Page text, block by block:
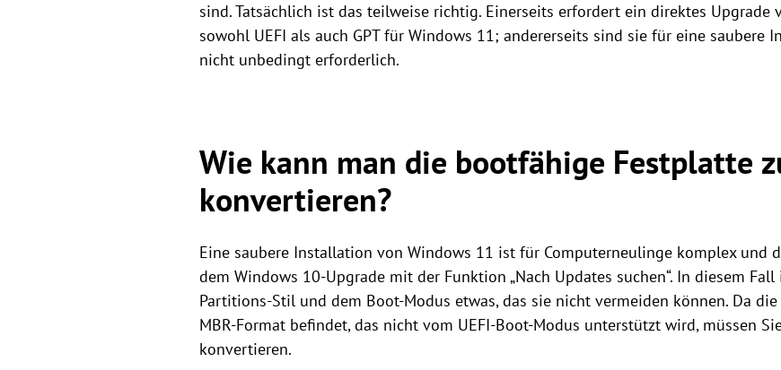
sind. Tatsächlich ist das teilweise richtig. Einerseits erfordert ein direktes Upgrade
sowohl UEFI als auch GPT für Windows 11; andererseits sind sie für eine saubere
nicht unbedingt erforderlich.
Wie kann man die bootfähige Festplatte
konvertieren?
Eine saubere Installation von Windows 11 ist für Computerneulinge komplex und
dem Windows 10-Upgrade mit der Funktion „Nach Updates suchen“. In diesem
Partitions-Stil und dem Boot-Modus etwas, das sie nicht vermeiden können. Da
MBR-Format befindet, das nicht vom UEFI-Boot-Modus unterstützt wird, müssen
konvertieren.